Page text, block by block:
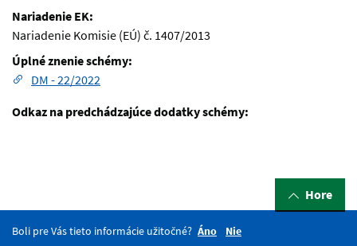
Nariadenie EK:
Nariadenie Komisie (EÚ) č. 1407/2013
Úplné znenie schémy:
DM - 22/2022
Odkaz na predchádzajúce dodatky schémy:
Hore
Boli pre Vás tieto informácie užitočné? Áno Nie